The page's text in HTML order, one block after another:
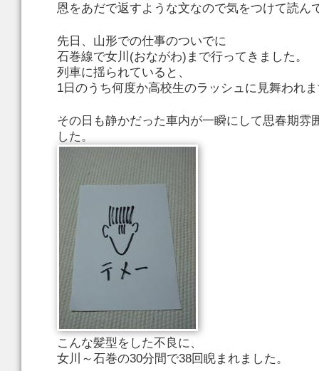
恩をあだで返すような文なので気をつけて読ん
先日、山形での仕事のついでに
石巻線で女川(おながわ)まで行ってきました。
列車に揺られていると、
1日のうち何度か高校生のラッシュに見舞われ
その日も静かだった車内が一瞬にして思春期雰
した。
こんな髪型をした不良に、
女川～石巻の30分間で38回睨まれました。